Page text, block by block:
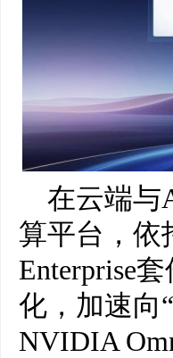
在云端与
算平台，依
Enterprise
化，加速向
NVIDIA